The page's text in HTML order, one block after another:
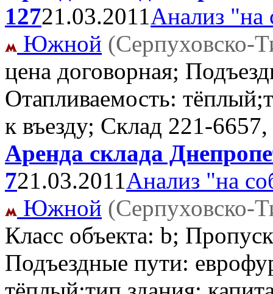
12721.03.2011Анализ "на
Южной (Серпуховско-
цена договорная;
Отапливаемость:
к въезду; Склад 221-
Аренда склада
721.03.2011Анализ "на
Южной (Серпуховско-
Класс объекта: b;
Подъездные пути: